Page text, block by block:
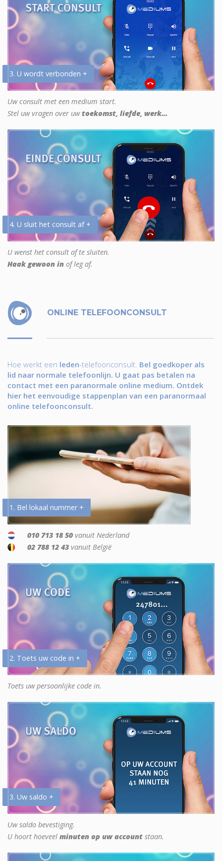
3. U wordt verbonden +
Uw consult met een medium start.
Stel uw vragen over uwtoekomst, liefde, werk...
4. U sluit het consult af +
U wenst het consult af te sluiten.
Haak gewoon in of leg af.
ONLINE TELEFOONCONSULT
Hoe werkt een leden-telefoonconsult. Bel goedkoper als
lid naar normale telefoonlijn. U gaat pas betalen na
contact met een paranormale online medium. Ontdek
hier het eenvoudige stappenplan van een paranormaal
online telefoonconsult.
1. Bel lokaal nummer +
010 713 18 50 vanuit Nederland
02 788 12 43 vanuit België
2. Toets uw code in +
Toets uw persoonlijke code in.
3. Uw saldo +
Uw saldo bevestiging.
U hoort hoeveel minuten op uw account staan.